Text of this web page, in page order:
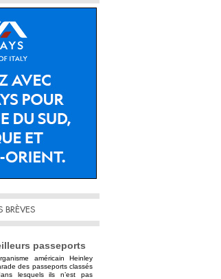
BRÈVES
passeports
américain Heinley
des passeports classés
lesquels ils n’est pas